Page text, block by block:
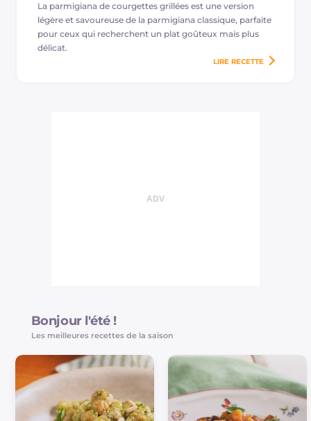
La parmigiana de courgettes grillées est une version
légère et savoureuse de la parmigiana classique, parfaite
pour ceux qui recherchent un plat goûteux mais plus
délicat.
LIRE RECETTE
Bonjour l'été !
Les meilleures recettes de la saison